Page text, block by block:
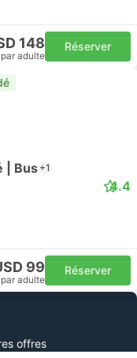
148
par adulte
Réserver
| Bus +1
4.4
99
par adulte
Réserver
offres